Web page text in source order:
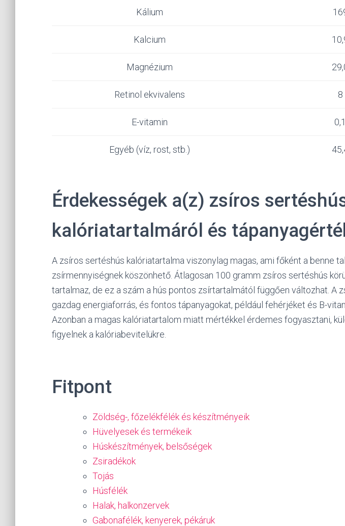
Kálium
Kalcium
Magnézium
Retinol ekvivalens 8
E-vitamin 0,1
Egyéb (víz, rost, stb.)
Érdekességek a(z) zsíros
kalóriatartalmáról és
A zsíros sertéshús kalóriatartalma viszonylag magas, ami főként a benne
zsírmennyiségnek köszönhető. Átlagosan 100 gramm zsíros sertéshús
tartalmaz, de ez a szám a hús pontos zsírtartalmától függően változhat. A
gazdag energiaforrás, és fontos tápanyagokat, például fehérjéket és B-
Azonban a magas kalóriatartalom miatt mértékkel érdemes fogyasztani,
figyelnek a kalóriabevitelükre.
Fitpont
Zöldség-, főzelékfélék és készítményeik
Hüvelyesek és termékeik
Húskészítmények, belsőségek
Zsiradékok
Tojás
Húsfélék
Halak, halkonzervek
Gabonafélék, kenyerek, pékáruk